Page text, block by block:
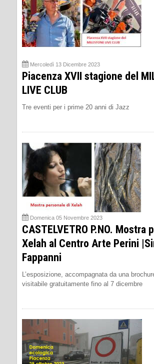
Mercoledì 13 Dicembre 2023
Piacenza XVII stagione del
LIVE CLUB
Tre eventi per i prime 20 anni di Jazz
Domenica 05 Novembre 2023
CASTELVETRO P.NO. Mostra
Xelah al Centro Arte Perini
Fappanni
L’esposizione, accompagnata da una
visitabile gratuitamente fino al 7 dicembre